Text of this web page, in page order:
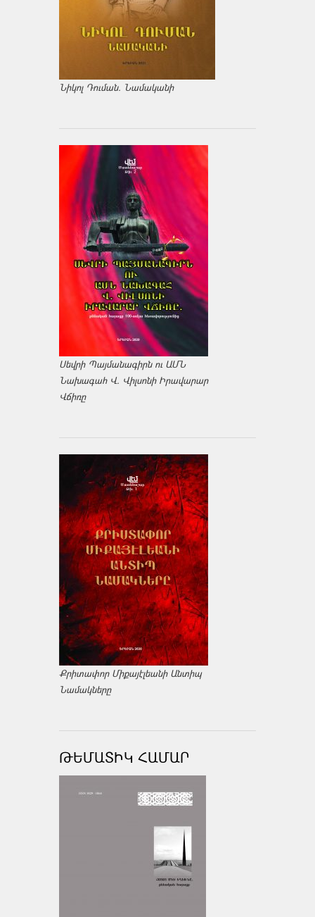
Նիկոլ Դուման. Նամականի
Սեվրի Պայմանագիրն ու ԱՄՆ
Նախագահ Վ. Վիլսոնի Իրավարար
Վճիռը
Քրիտափոր Միքայէլեանի Անտիպ
Նամակները
ԹԵՄԱՏԻԿ ՀԱՄԱՐ